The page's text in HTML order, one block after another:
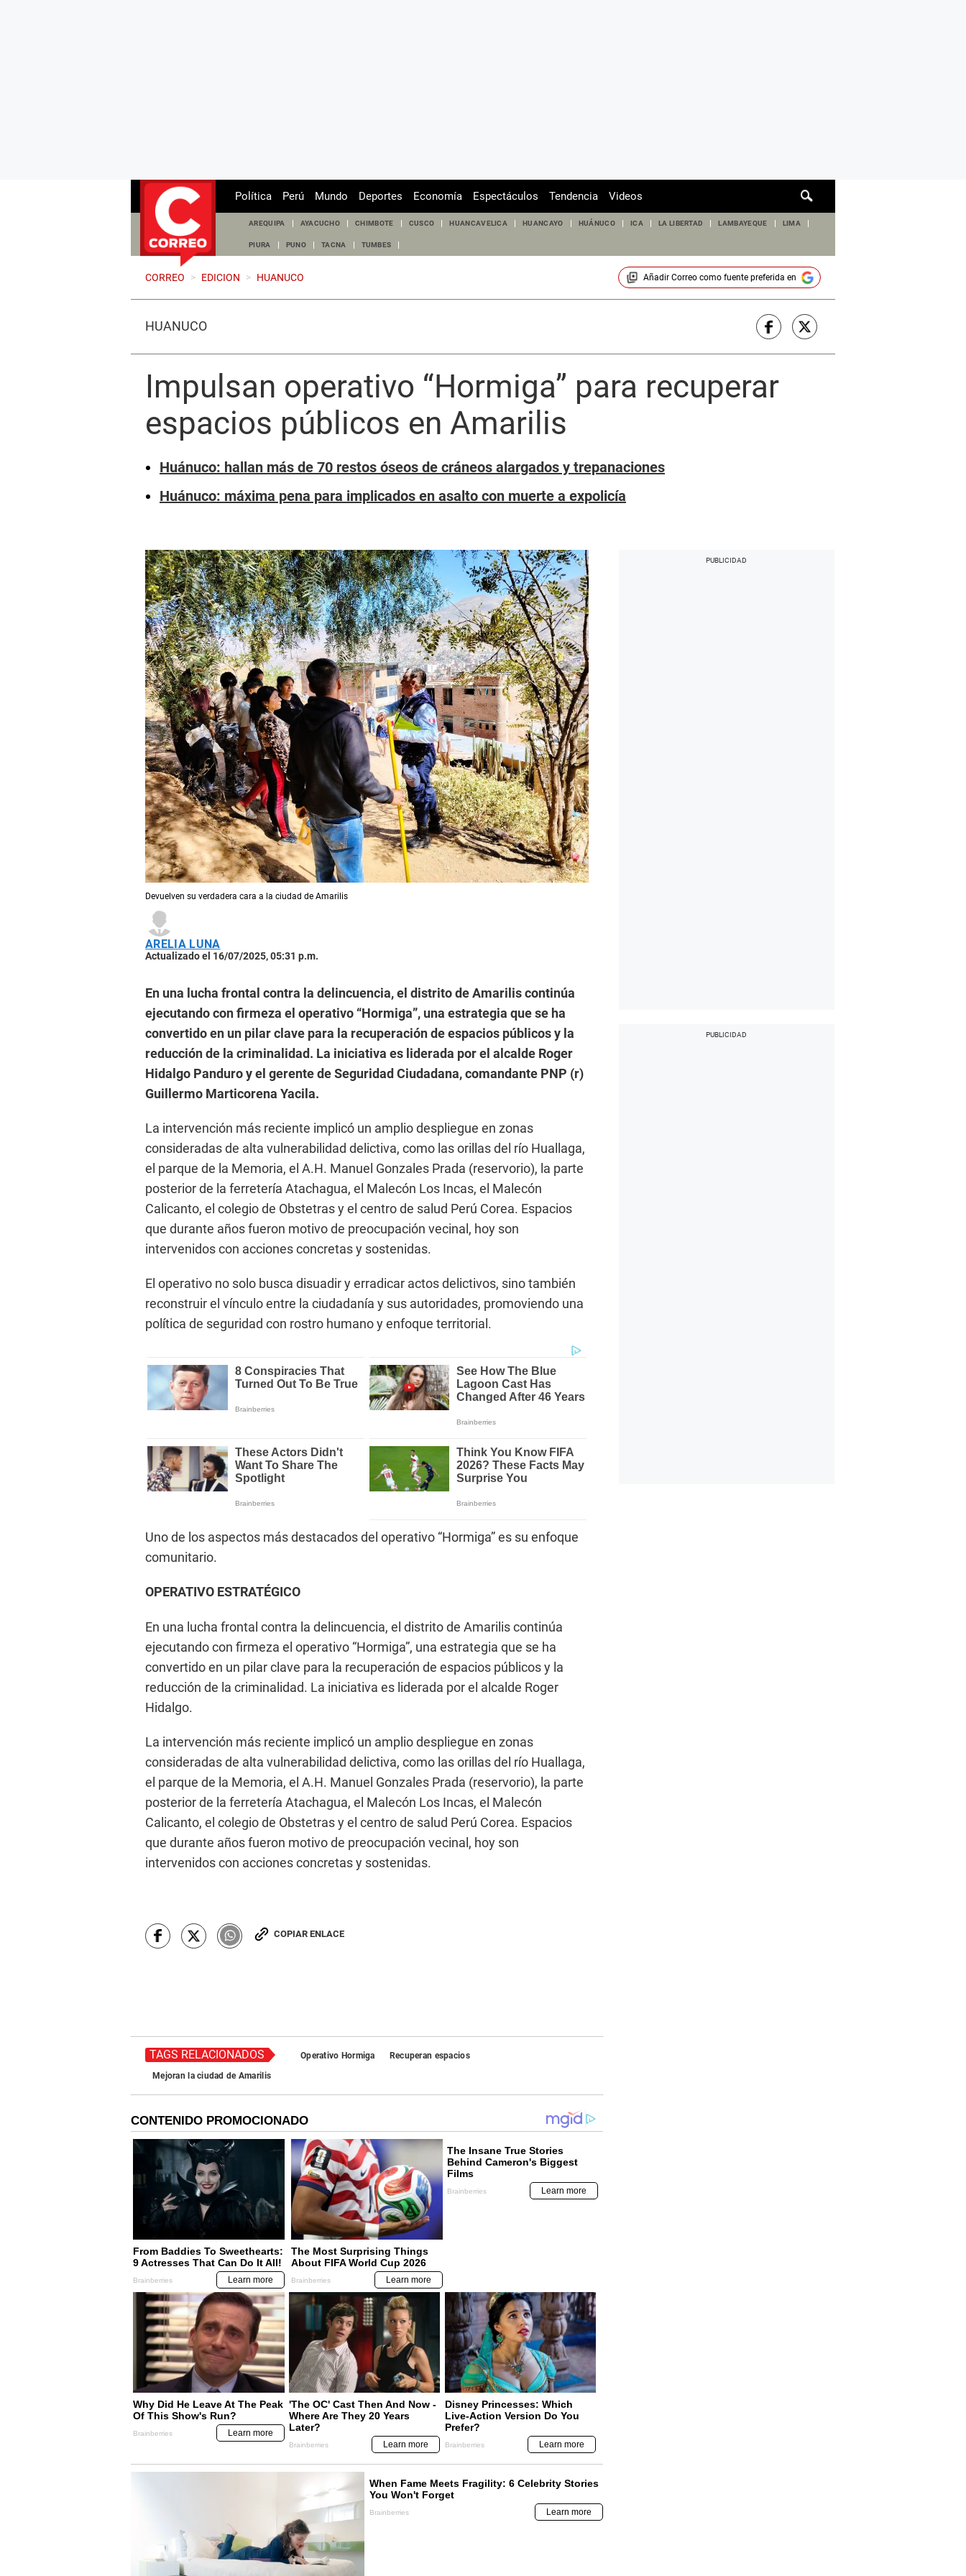
de
Política Perú Mundo Deportes Economía Espectáculos Tendencia Videos
AREQUIPA AYACUCHO CHIMBOTE CUSCO HUANCAVELICA HUANCAYO HUÁNUCO ICA LA LIBERTAD LAMBAYEQUE LIMA
PIURA PUNO TACNA TUMBES
CORREO > EDICION > HUANUCO Añadir Correocomo fuente preferida en
HUÁNUCO
Impulsan operativo “Hormiga” para recuperar
espacios públicos en Amarilis
Huánuco: hallan más de 70 restos óseos de cráneos alargados y trepanaciones
Huánuco: máxima pena para implicados en asalto con muerte a expolicía
Devuelven su verdadera cara a la ciudad de Amarilis
ARELIA LUNA
Actualizado el 16/07/2025, 05:31 p.m.
En una lucha frontal contra la delincuencia, el distrito de Amarilis continúa
ejecutando con firmeza el operativo “Hormiga”, una estrategia que se ha
convertido en un pilar clave para la recuperación de espacios públicos y la
reducción de la criminalidad. La iniciativa es liderada por el alcalde Roger
Hidalgo Panduro y el gerente de Seguridad Ciudadana, comandante PNP (r)
Guillermo Marticorena Yacila.
La intervención más reciente implicó un amplio despliegue en zonas
consideradas de alta vulnerabilidad delictiva, como las orillas del río Huallaga,
el parque de la Memoria, el A.H. Manuel Gonzales Prada (reservorio), la parte
posterior de la ferretería Atachagua, el Malecón Los Incas, el Malecón
Calicanto, el colegio de Obstetras y el centro de salud Perú Corea. Espacios
que durante años fueron motivo de preocupación vecinal, hoy son
intervenidos con acciones concretas y sostenidas.
El operativo no solo busca disuadir y erradicar actos delictivos, sino también
reconstruir el vínculo entre la ciudadanía y sus autoridades, promoviendo una
política de seguridad con rostro humano y enfoque territorial.
Uno de los aspectos más destacados del operativo “Hormiga” es su enfoque
comunitario.
OPERATIVO ESTRATÉGICO
En una lucha frontal contra la delincuencia, el distrito de Amarilis continúa
ejecutando con firmeza el operativo “Hormiga”, una estrategia que se ha
convertido en un pilar clave para la recuperación de espacios públicos y la
reducción de la criminalidad. La iniciativa es liderada por el alcalde Roger
Hidalgo.
La intervención más reciente implicó un amplio despliegue en zonas
consideradas de alta vulnerabilidad delictiva, como las orillas del río Huallaga,
el parque de la Memoria, el A.H. Manuel Gonzales Prada (reservorio), la parte
posterior de la ferretería Atachagua, el Malecón Los Incas, el Malecón
Calicanto, el colegio de Obstetras y el centro de salud Perú Corea. Espacios
que durante años fueron motivo de preocupación vecinal, hoy son
intervenidos con acciones concretas y sostenidas.
COPIAR ENLACE
TAGS RELACIONADOS Operativo Hormiga
Recuperan espacios
Mejoran la ciudad de Amarilis